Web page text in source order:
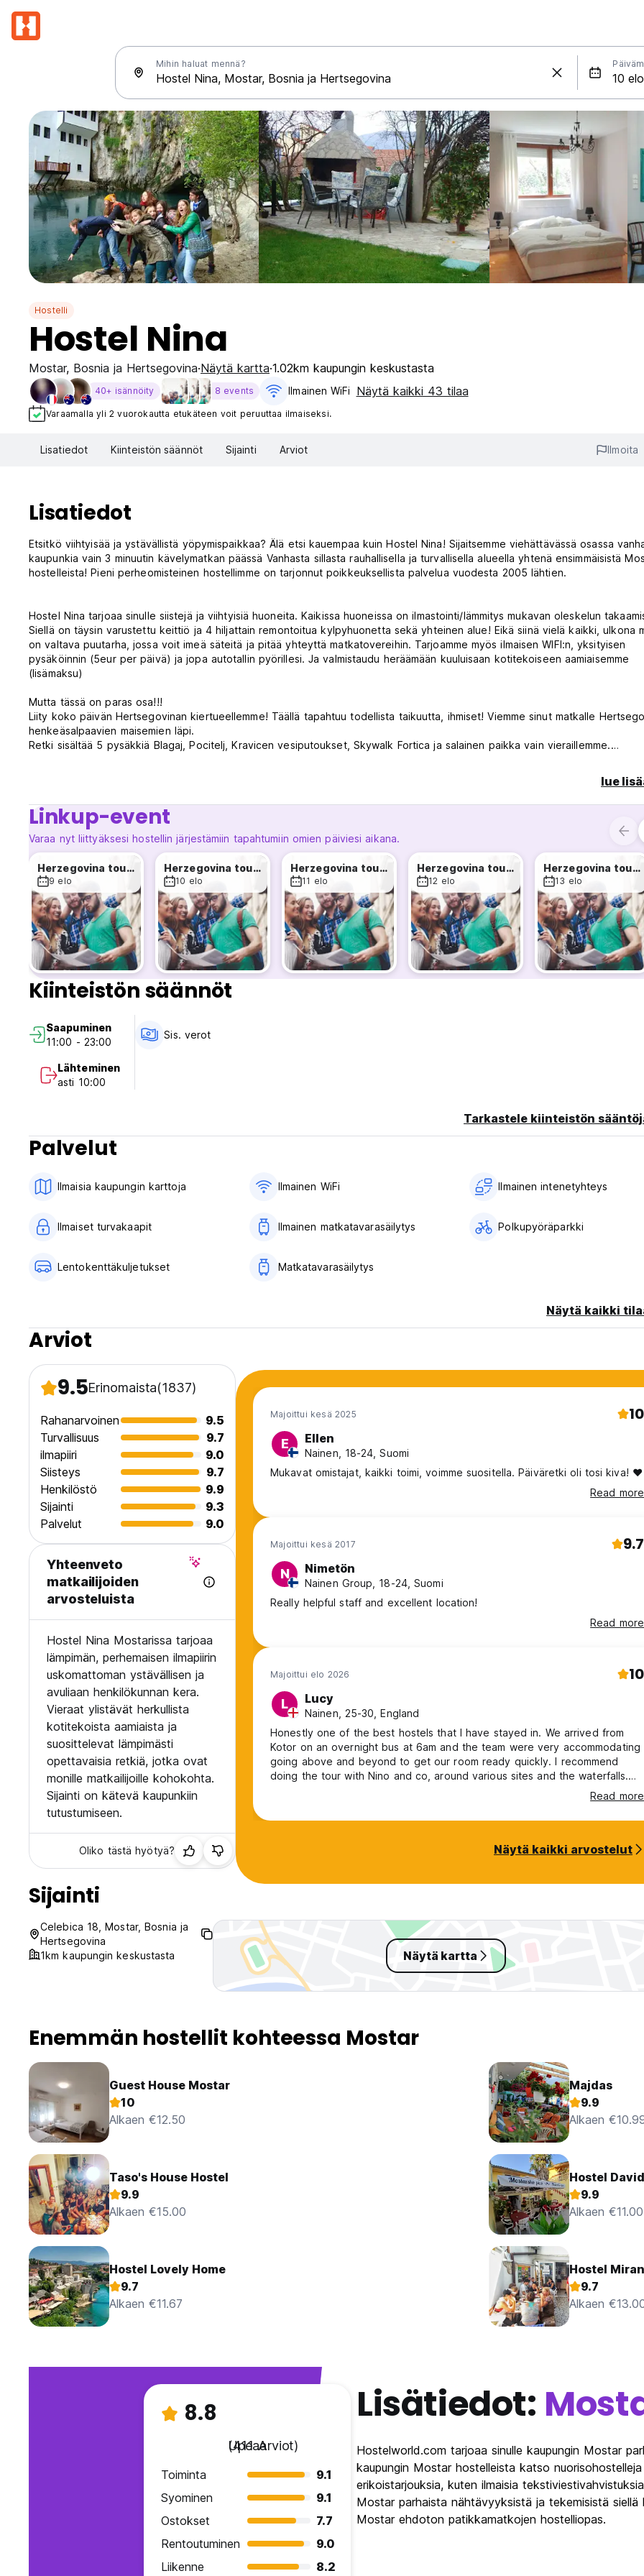
Mihin haluat mennä?
Hostelli
Hostel Nina
Mostar, Bosnia ja Hertsegovina Näytä kartta 1.02km kaupungin keskustasta
40+ isännöity 8 events Ilmainen WiFi Näytä kaikki 43 tilaa
Varaamalla yli 2 vuorokautta etukäteen voit peruuttaa ilmaiseksi.
Lisatiedot Kiinteistön säännöt Sijainti Arviot Ilmoita
Lisatiedot
Etsitkö viihtyisää ja ystävällistä yöpymispaikkaa? Älä etsi kauempaa kuin Hostel Nina! Sijaitsemme viehättävässä osassa
kaupunkia vain 3 minuutin kävelymatkan päässä Vanhasta sillasta rauhallisella ja turvallisella alueella yhtenä ensimmäisistä
hostelleista! Pieni perheomisteinen hostellimme on tarjonnut poikkeuksellista palvelua vuodesta 2005 lähtien.
Hostel Nina tarjoaa sinulle siistejä ja viihtyisiä huoneita. Kaikissa huoneissa on ilmastointi/lämmitys mukavan oleskelun
Siellä on täysin varustettu keittiö ja 4 hiljattain remontoitua kylpyhuonetta sekä yhteinen alue! Eikä siinä vielä kaikki, ulkona
on valtava puutarha, jossa voit imeä säteitä ja pitää yhteyttä matkatovereihin. Tarjoamme myös ilmaisen WIFI:n, yksityisen
pysäköinnin (5eur per päivä) ja jopa autotallin pyörillesi. Ja valmistaudu heräämään kuuluisaan kotitekoiseen aamiaisemme
(lisämaksu)
Mutta tässä on paras osa!!!
Liity koko päivän Hertsegovinan kiertueellemme! Täällä tapahtuu todellista taikuutta, ihmiset! Viemme sinut matkalle
henkeäsalpaavien maisemien läpi.
Retki sisältää 5 pysäkkiä Blagaj, Pocitelj, Kravicen vesiputoukset, Skywalk Fortica ja salainen paikka vain vieraillemme.
Joten nappaa reppusi, seikkailuntuntosi ja varaa majoitus Hostel Ninasta nyt!
Emme malta odottaa, että näemme sinut!!! (Auto-translated from original language)
lue
Linkup-event
Varaa nyt liittyäksesi hostellin järjestämiin tapahtumiin omien päiviesi aikana.
Herzegovina tour + Kravice waterfalls
9 elo
Herzegovina tour + Kravice waterfalls
10 elo
Herzegovina tour + Kravice waterfalls
11 elo
Herzegovina tour + Kravice waterfalls
12 elo
Herzegovina tour + Kravice waterfalls
13 elo
Kiinteistön säännöt
Saapuminen
11:00 - 23:00
Lähteminen
asti 10:00
Sis. verot
Tarkastele kiinteistön
Palvelut
Ilmaisia ​​kaupungin karttoja Ilmainen WiFi Ilmainen intenetyhteys
Ilmaiset turvakaapit Ilmainen matkatavarasäilytys Polkupyöräparkki
Lentokenttäkuljetukset Matkatavarasäilytys
Näytä kaikki
Arviot
9.5Erinomaista(1837)
Rahanarvoinen
9.5
Turvallisuus
9.7
ilmapiiri
9.0
Siisteys
9.7
Henkilöstö
9.9
Sijainti
9.3
Palvelut
9.0
Yhteenveto
matkailijoiden
arvosteluista
Hostel Nina Mostarissa tarjoaa
lämpimän, perhemaisen ilmapiirin
uskomattoman ystävällisen ja
avuliaan henkilökunnan kera.
Vieraat ylistävät herkullista
kotitekoista aamiaista ja
suosittelevat lämpimästi
opettavaisia retkiä, jotka ovat
monille matkailijoille kohokohta.
Sijainti on kätevä kaupunkiin
tutustumiseen.
Oliko tästä hyötyä?
Majoittui kesä 2025 10
E Ellen
Nainen, 18-24, Suomi
Mukavat omistajat, kaikki toimi, voimme suositella. Päiväretki oli tosi kiva! ❤️
Read more
Majoittui kesä 2017 9.7
N Nimetön
Nainen Group, 18-24, Suomi
Really helpful staff and excellent location!
Read more
Majoittui elo 2026 10
L Lucy
Nainen, 25-30, England
Honestly one of the best hostels that I have stayed in. We arrived from
Kotor on an overnight bus at 6am and the team were very accommodating
going above and beyond to get our room ready quickly. I recommend
doing the tour with Nino and co, around various sites and the waterfalls.
They were very passionate about Mostar and its history, which was lovely
Read more
Näytä kaikki arvostelut
Sijainti
Celebica 18, Mostar, Bosnia ja
Hertsegovina
1km kaupungin keskustasta
Näytä kartta
Enemmän hostellit kohteessa Mostar
Guest House Mostar
10
Alkaen €12.50
Majdas
9.9
Alkaen
Taso's House Hostel
9.9
Alkaen €15.00
Hostel David
9.9
Alkaen €11.00
Hostel Lovely Home
9.7
Alkaen €11.67
Hostel Miran
9.7
Alkaen
8.8
Upeaa
(411 Arviot)
Toiminta
9.1
Syominen
9.1
Ostokset
7.7
Rentoutuminen
9.0
Liikenne
8.2
Lisätiedot:
Hostelworld.com tarjoaa sinulle kaupungin Mostar
kaupungin Mostar hostelleista katso
erikoistarjouksia, kuten ilmaisia
Mostar parhaista nähtävyyksistä ja tekemisistä
Mostar ehdoton patikkamatkojen hostelliopas.